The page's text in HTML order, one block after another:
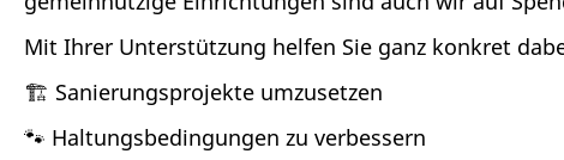
Mit Ihrer Unterstützung helfen Sie ganz konkret
🏗️ Sanierungsprojekte umzusetzen
🐾 Haltungsbedingungen zu verbessern